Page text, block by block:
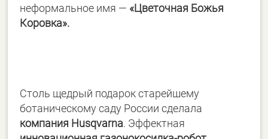
неформальное имя — «Цветочная Божья
Коровка».
Столь щедрый подарок старейшему
ботаническому саду России сделала
компания Husqvarna. Эффектная